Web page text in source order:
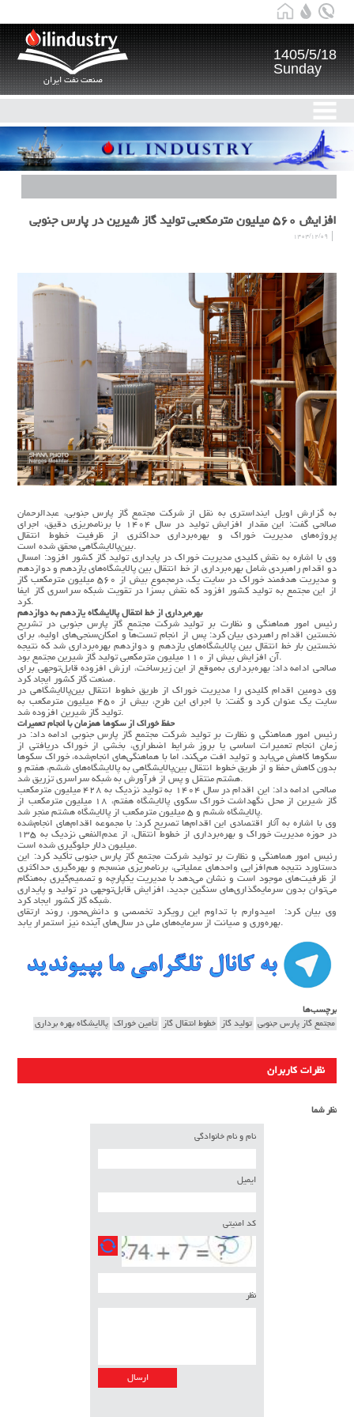
صنعت نفت ایران
1405/5/18
Sunday
افزایش ۵۶۰ میلیون مترمکعبی تولید گاز شیرین در پارس جنوبی
۱۴۰۴/۱۲/۰۹
به گزارش اویل اینداستری به نقل از شرکت مجتمع گاز پارس جنوبی، عبدالرحمان
صالحی گفت: این مقدار افزایش تولید در سال ۱۴۰۴ با برنامه‌ریزی دقیق، اجرای
پروژه‌های مدیریت خوراک و بهره‌برداری حداکثری از ظرفیت خطوط انتقال
بین‌پالایشگاهی محقق شده است.
وی با اشاره به نقش کلیدی مدیریت خوراک در پایداری تولید گاز کشور افزود: امسال
دو اقدام راهبردی شامل بهره‌برداری از خط انتقال بین پالایشگاه‌های یازدهم و دوازدهم
و مدیریت هدفمند خوراک در سایت یک، درمجموع بیش از ۵۶۰ میلیون مترمکعب گاز
از این مجتمع به تولید کشور افزود که نقش بسزا در تقویت شبکه سراسری گاز ایفا
کرد.
بهره‌برداری از خط انتقال پالایشگاه یازدهم به دوازدهم
رئیس امور هماهنگی و نظارت بر تولید شرکت مجتمع گاز پارس جنوبی در تشریح
نخستین اقدام راهبردی بیان کرد: پس از انجام تست‌ها و امکان‌سنجی‌های اولیه، برای
نخستین‌ بار خط انتقال بین پالایشگاه‌های یازدهم و دوازدهم بهره‌برداری شد که نتیجه
آن افزایش بیش از ۱۱۰ میلیون مترمکعبی تولید گاز شیرین مجتمع بود.
صالحی ادامه داد: بهره‌برداری به‌موقع از این زیرساخت، ارزش افزوده قابل‌توجهی برای
صنعت گاز کشور ایجاد کرد.
وی دومین اقدام کلیدی را مدیریت خوراک از طریق خطوط انتقال بین‌پالایشگاهی در
سایت یک عنوان کرد و گفت: با اجرای این طرح، بیش از ۴۵۰ میلیون مترمکعب به
تولید گاز شیرین افزوده شد.
حفظ خوراک از سکوها همزمان با انجام تعمیرات
رئیس امور هماهنگی و نظارت بر تولید شرکت مجتمع گاز پارس جنوبی ادامه داد: در
زمان انجام تعمیرات اساسی یا بروز شرایط اضطراری، بخشی از خوراک دریافتی از
سکوها کاهش می‌یابد و تولید افت می‌کند، اما با هماهنگی‌های انجام‌شده، خوراک سکوها
بدون کاهش حفظ و از طریق خطوط انتقال بین‌پالایشگاهی به پالایشگاه‌های ششم، هفتم و
هشتم منتقل و پس از فرآورش به شبکه سراسری تزریق شد.
صالحی ادامه داد: این اقدام در سال ۱۴۰۴ به تولید نزدیک به ۴۲۸ میلیون مترمکعب
گاز شیرین از محل نگهداشت خوراک سکوی پالایشگاه هفتم، ۱۸ میلیون مترمکعب از
پالایشگاه ششم و ۵ میلیون مترمکعب از پالایشگاه هشتم منجر شد.
وی با اشاره به آثار اقتصادی این اقدام‌ها تصریح کرد: با مجموعه اقدام‌های انجام‌شده
در حوزه مدیریت خوراک و بهره‌برداری از خطوط انتقال، از عدم‌النفعی نزدیک به ۱۳۵
میلیون دلار جلوگیری شده است.
رئیس امور هماهنگی و نظارت بر تولید شرکت مجتمع گاز پارس جنوبی تأکید کرد: این
دستاورد نتیجه هم‌افزایی واحدهای عملیاتی، برنامه‌ریزی منسجم و بهره‌گیری حداکثری
از ظرفیت‌های موجود است و نشان می‌دهد با مدیریت یکپارچه و تصمیم‌گیری به‌هنگام
می‌توان بدون سرمایه‌گذاری‌های سنگین جدید، افزایش قابل‌توجهی در تولید و پایداری
شبکه گاز کشور ایجاد کرد.
وی بیان کرد: امیدوارم با تداوم این رویکرد تخصصی و دانش‌محور، روند ارتقای
بهره‌وری و صیانت از سرمایه‌های ملی در سال‌های آینده نیز استمرار یابد.
برچسب‌ها
مجتمع گاز پارس جنوبی تولید گاز خطوط انتقال گاز تأمین خوراک پالایشگاه بهره برداری
نظرات کاربران
نظر شما
نام و نام خانوادگی
ایمیل
کد امنیتی
نظر